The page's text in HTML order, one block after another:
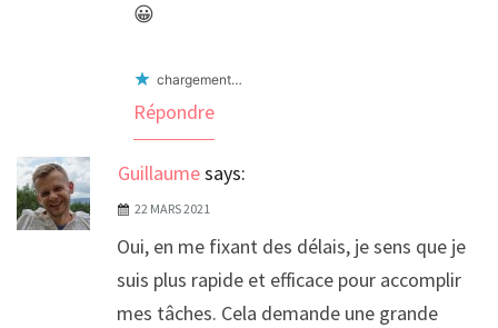
😀
chargement…
Répondre
Guillaumesays:
22 MARS 2021
Oui, en me fixant des délais, je sens que je
suis plus rapide et efficace pour accomplir
mes tâches. Cela demande une grande